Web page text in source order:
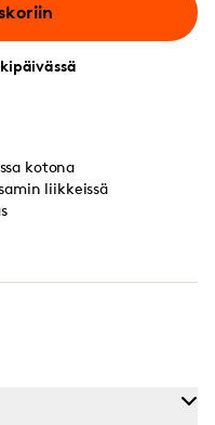
kotona
liikkeissä